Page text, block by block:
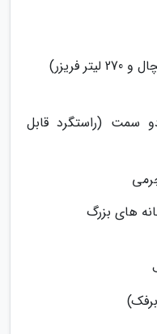
سمت (راستگرد قابل
های بزرگ